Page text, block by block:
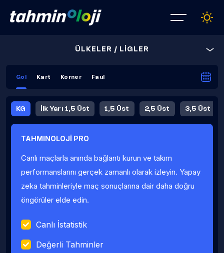
ÜLKELER / LİGLER
Gol Kart Korner Faul
KG İlk Yarı 1,5 Üst 1,5 Üst 2,5 Üst 3,5 Üst
Fauller Ortalama
TAHMINOLOJİ PRO
Canlı maçlarla anında bağlantı kurun ve takım
performanslarını gerçek zamanlı olarak izleyin. Yapay
zeka tahminleriyle maç sonuçlarına dair daha doğru
öngörüler elde edin.
Canlı İstatistik
Değerli Tahminler